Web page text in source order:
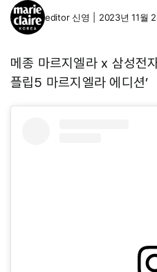
editor신영 2023년 11월
메종 마르지엘라 x 삼성전
플립5 마르지엘라 에디션’